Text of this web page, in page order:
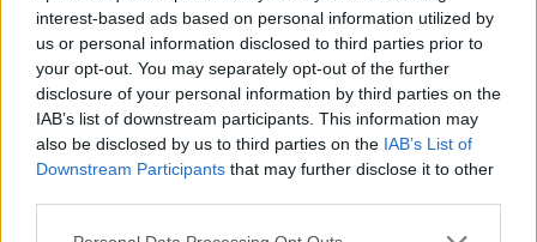
interest-based ads based on personal information utilized by
us or personal information disclosed to third parties prior to
your opt-out. You may separately opt-out of the further
disclosure of your personal information by third parties on the
IAB’s list of downstream participants. This information may
also be disclosed by us to third parties on the IAB’s List of
Downstream Participants that may further disclose it to other
ΡΕΠΟΡΤΑΖ
Στο Πανελλήνιον έκθεση
σύνδεσης του σήμερα της
Μυτιλήνης με το χθες
Μια έκθεση διοργανωμένη από τον